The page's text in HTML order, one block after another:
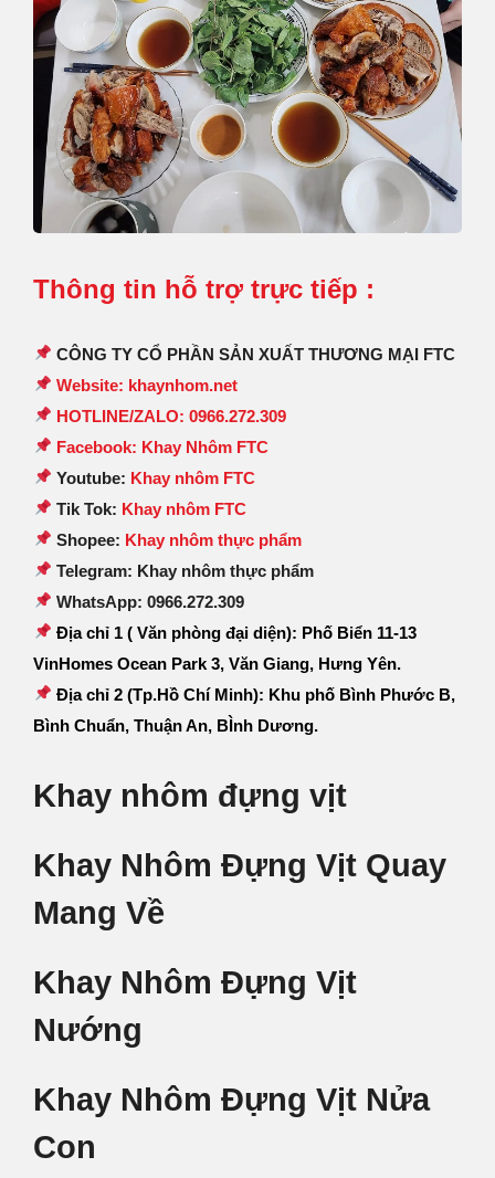
Thông tin hỗ trợ trực tiếp :
CÔNG TY CỔ PHẦN SẢN XUẤT THƯƠNG MẠI FTC
Website: khaynhom.net
HOTLINE/ZALO: 0966.272.309
Facebook: Khay Nhôm FTC
Youtube: Khay nhôm FTC
Tik Tok: Khay nhôm FTC
Shopee: Khay nhôm thực phẩm
Telegram: Khay nhôm thực phẩm
WhatsApp: 0966.272.309
Địa chỉ 1 ( Văn phòng đại diện): Phố Biển 11-13
VinHomes Ocean Park 3, Văn Giang, Hưng Yên.
Địa chỉ 2 (Tp.Hồ Chí Minh): Khu phố Bình Phước B,
Bình Chuẩn, Thuận An, BÌnh Dương.
Khay nhôm đựng vịt
Khay Nhôm Đựng Vịt Quay
Mang Về
Khay Nhôm Đựng Vịt
Nướng
Khay Nhôm Đựng Vịt Nửa
Con